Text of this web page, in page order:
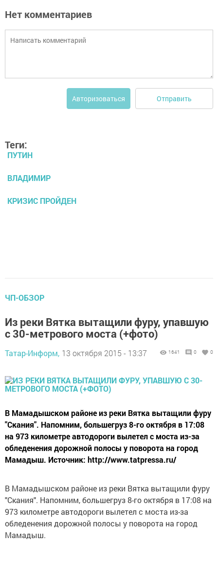
Нет комментариев
Авторизоваться Отправить
Теги:
ПУТИН
ВЛАДИМИР
КРИЗИС ПРОЙДЕН
ЧП-ОБЗОР
Из реки Вятка вытащили фуру, упавшую
с 30-метрового моста (+фото)
Татар-Информ, 13 октября 2015 - 13:37 1641 0 0
В Мамадышском районе из реки Вятка вытащили фуру
"Скания". Напомним, большегруз 8-го октября в 17:08
на 973 километре автодороги вылетел с моста из-за
обледенения дорожной полосы у поворота на город
Мамадыш. Источник: http://www.tatpressa.ru/
В Мамадышском районе из реки Вятка вытащили фуру
"Скания". Напомним, большегруз 8-го октября в 17:08 на
973 километре автодороги вылетел с моста из-за
обледенения дорожной полосы у поворота на город
Мамадыш.